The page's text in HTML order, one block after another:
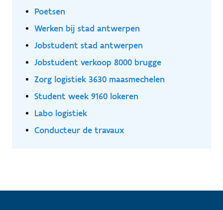
Poetsen
Werken bij stad antwerpen
Jobstudent stad antwerpen
Jobstudent verkoop 8000 brugge
Zorg logistiek 3630 maasmechelen
Student week 9160 lokeren
Labo logistiek
Conducteur de travaux